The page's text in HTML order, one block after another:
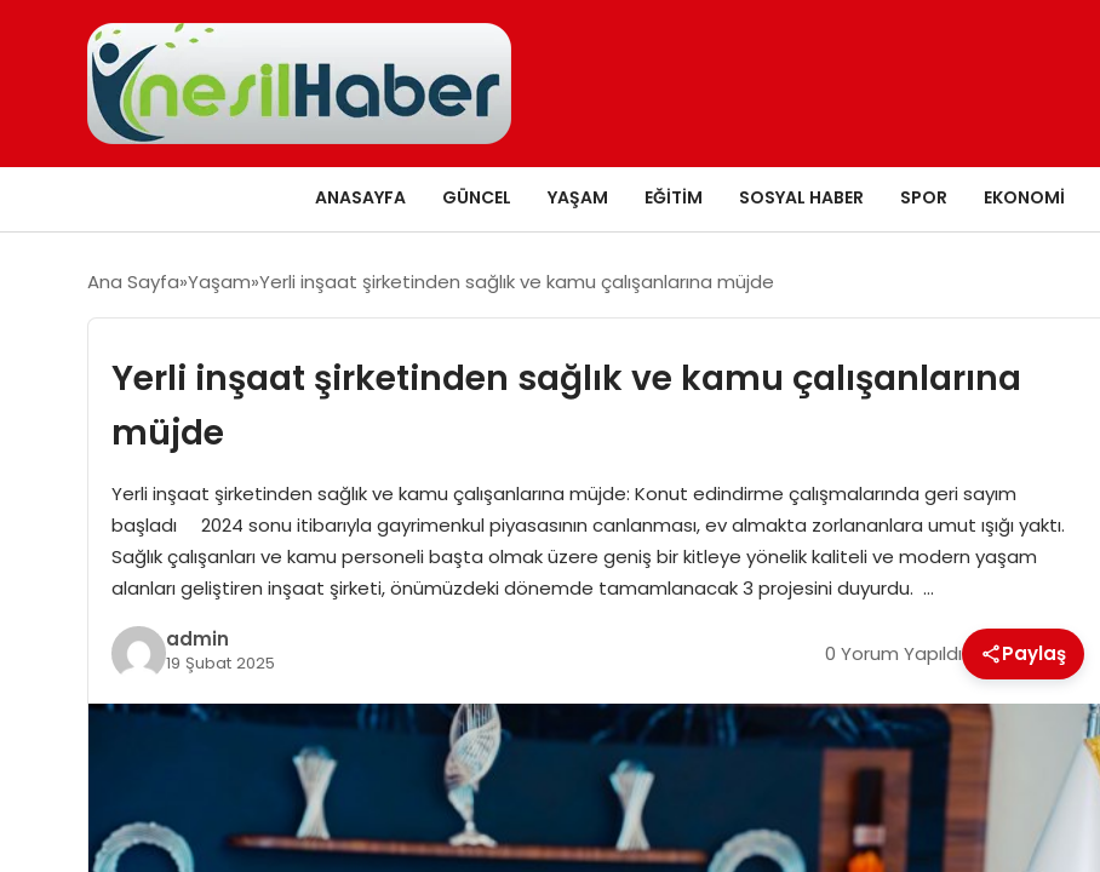
ANASAYFA GÜNCEL YAŞAM EĞITIM SOSYAL HABER SPOR EKONOMI
Ana Sayfa Yaşam Yerli inşaat şirketinden sağlık ve kamu çalışanlarına müjde
Yerli inşaat şirketinden sağlık ve kamu çalışanlarına
müjde
Yerli inşaat şirketinden sağlık ve kamu çalışanlarına müjde: Konut edindirme çalışmalarında geri sayım
başladı 2024 sonu itibarıyla gayrimenkul piyasasının canlanması, ev almakta zorlananlara umut ışığı yaktı.
Sağlık çalışanları ve kamu personeli başta olmak üzere geniş bir kitleye yönelik kaliteli ve modern yaşam
alanları geliştiren inşaat şirketi, önümüzdeki dönemde tamamlanacak 3 projesini duyurdu. …
admin
19 Şubat 2025 0 Yorum Yapıldı Paylaş